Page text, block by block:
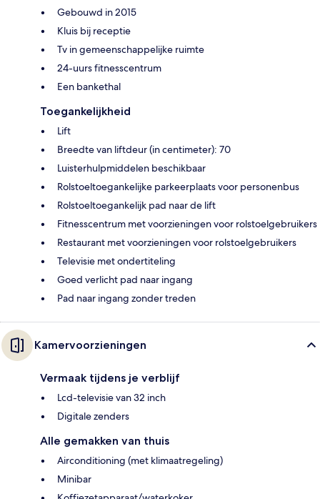
Gebouwd in 2015
Kluis bij receptie
Tv in gemeenschappelijke ruimte
24-uurs fitnesscentrum
Een bankethal
Toegankelijkheid
Lift
Breedte van liftdeur (in centimeter): 70
Luisterhulpmiddelen beschikbaar
Rolstoeltoegankelijke parkeerplaats voor personenbus
Rolstoeltoegankelijk pad naar de lift
Fitnesscentrum met voorzieningen voor rolstoelgebruikers
Restaurant met voorzieningen voor rolstoelgebruikers
Televisie met ondertiteling
Goed verlicht pad naar ingang
Pad naar ingang zonder treden
Kamervoorzieningen
Vermaak tijdens je verblijf
Lcd-televisie van 32 inch
Digitale zenders
Alle gemakken van thuis
Airconditioning (met klimaatregeling)
Minibar